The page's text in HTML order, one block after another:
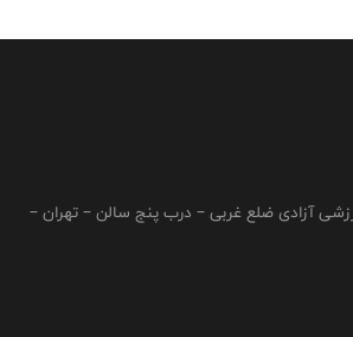
آزادی ضلع غربی – درب پنج سالن – تهران –